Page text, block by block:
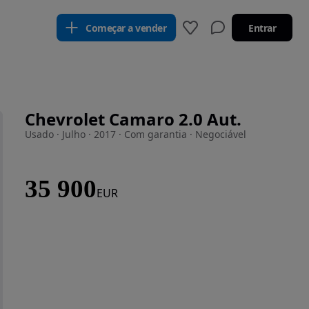
Começar a vender Entrar
Chevrolet Camaro 2.0 Aut.
Usado · Julho · 2017 · Com garantia · Negociável
35 900EUR